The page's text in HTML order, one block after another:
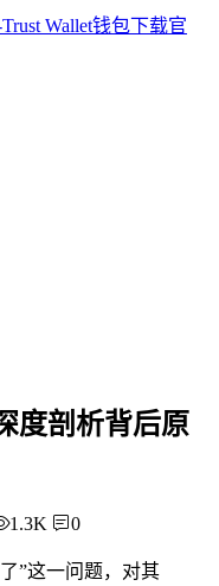
度剖析背后原
1.3K 0
”这一问题，对其